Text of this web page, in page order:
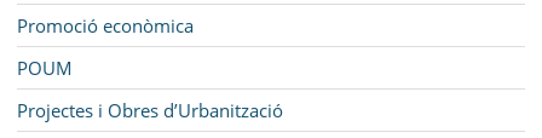
Promoció econòmica
POUM
Projectes i Obres d’Urbanització